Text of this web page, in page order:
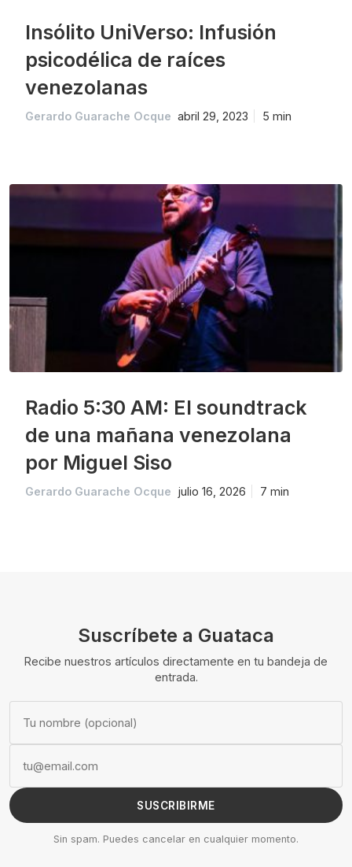
Insólito UniVerso: Infusión
psicodélica de raíces
venezolanas
Gerardo Guarache Ocque abril 29, 2023 5 min
Radio 5:30 AM: El soundtrack
de una mañana venezolana
por Miguel Siso
Gerardo Guarache Ocque julio 16, 2026 7 min
Suscríbete a Guataca
Recibe nuestros artículos directamente en tu bandeja de
entrada.
SUSCRIBIRME
Sin spam. Puedes cancelar en cualquier momento.